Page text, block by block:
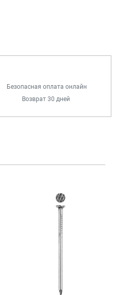
Безопасная оплата онлайн
Возврат 30 дней